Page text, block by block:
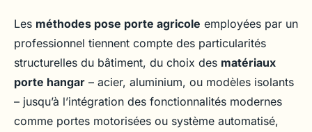
Les méthodes pose porte agricole employées par un
professionnel tiennent compte des particularités
structurelles du bâtiment, du choix des matériaux
porte hangar – acier, aluminium, ou modèles isolants
– jusqu’à l’intégration des fonctionnalités modernes
comme portes motorisées ou système automatisé,